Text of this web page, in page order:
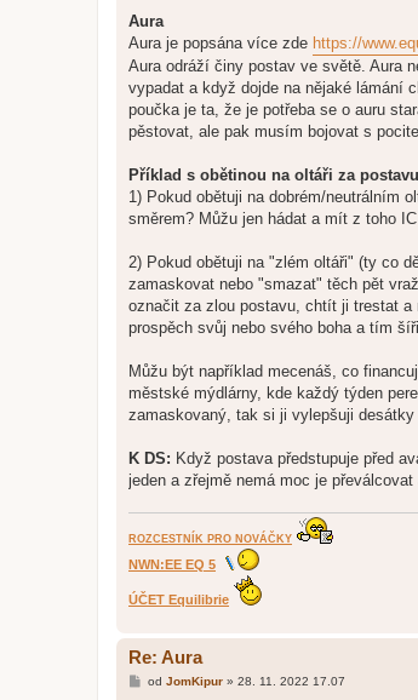
í
p
ě
v
e
k
Aura
Aura je popsána více zde https://
Aura odráží činy postav ve světě. Aura
vypadat a když dojde na nějaké lámání
poučka je ta, že je potřeba se o auru
pěstovat, ale pak musím bojovat s
Příklad s obětinou na oltáři za
1) Pokud obětuji na dobrém/neutrálním
směrem? Můžu jen hádat a mít z toho IC
2) Pokud obětuji na "zlém oltáři" (ty co
zamaskovat nebo "smazat" těch pět
označit za zlou postavu, chtít ji trestat
prospěch svůj nebo svého boha a tím
Můžu být například mecenáš, co
městské mýdlárny, kde každý týden
zamaskovaný, tak si ji vylepšuji desátky
K DS: Když postava předstupuje před
jeden a zřejmě nemá moc je
ROZCESTNÍK PRO NOVÁČKY
NWN:EE EQ 5
ÚČET Equilibrie
Re: Aura
Pod JomKipur» 28. 11. 2022 17.07